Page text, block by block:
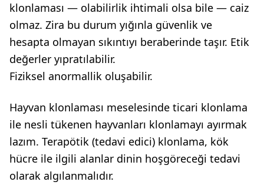
klonlaması — olabilirlik ihtimali olsa bile — caiz
olmaz. Zira bu durum yığınla güvenlik ve
hesapta olmayan sıkıntıyı beraberinde taşır. Etik
değerler yıpratılabilir.
Fiziksel anormallik oluşabilir.
Hayvan klonlaması meselesinde ticari klonlama
ile nesli tükenen hayvanları klonlamayı ayırmak
lazım. Terapötik (tedavi edici) klonlama, kök
hücre ile ilgili alanlar dinin hoşgöreceği tedavi
olarak algılanmalıdır.